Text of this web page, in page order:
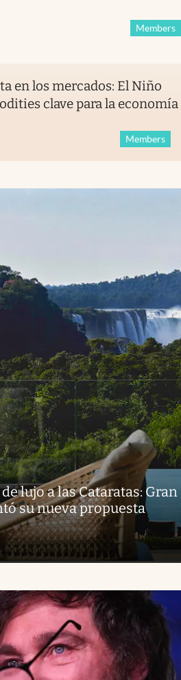
Members
en los mercados: El Niño
clave para la economía
Members
lujo a las Cataratas: Gran
su nueva propuesta